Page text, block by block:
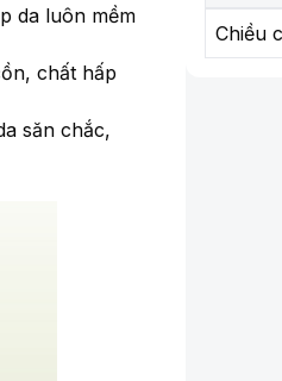
da luôn mềm
chất hấp
săn chắc,
Chiều